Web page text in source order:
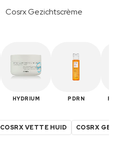
Cosrx Gezichtscrème
HYDRIUM PDRN
COSRX VETTE HUID COSRX